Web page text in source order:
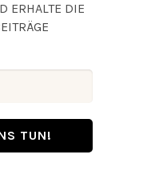
ERHALTE DIE